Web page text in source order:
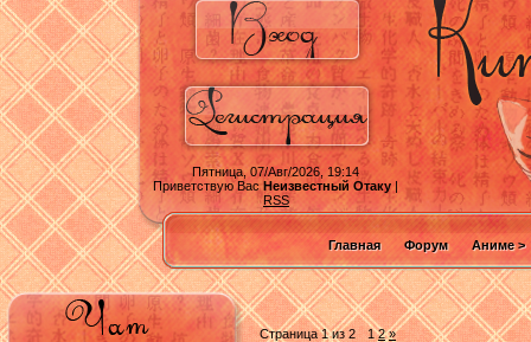
Пятница, 07/Авг/2026, 19:14
Приветствую ВасНеизвестный Отаку|
RSS
Главная Форум Аниме >
Страница1из2 1 2 »